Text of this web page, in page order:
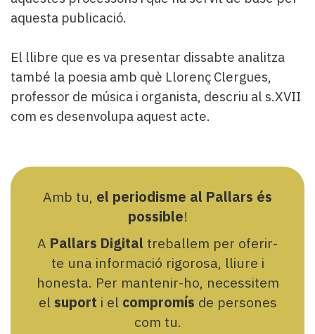
aquesta publicació.
El llibre que es va presentar dissabte analitza
també la poesia amb què Llorenç Clergues,
professor de música i organista, descriu al s.XVII
com es desenvolupa aquest acte.
Amb tu, el periodisme al Pallars és
possible!
A Pallars Digital treballem per oferir-
te una informació rigorosa, lliure i
honesta. Per mantenir-ho, necessitem
el suport i el compromís de persones
com tu.